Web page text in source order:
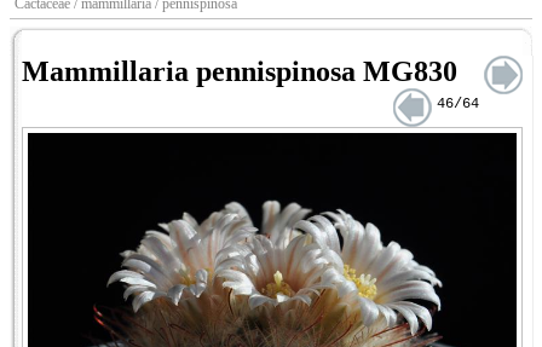
Mammillaria pennispinosa MG830
46/64